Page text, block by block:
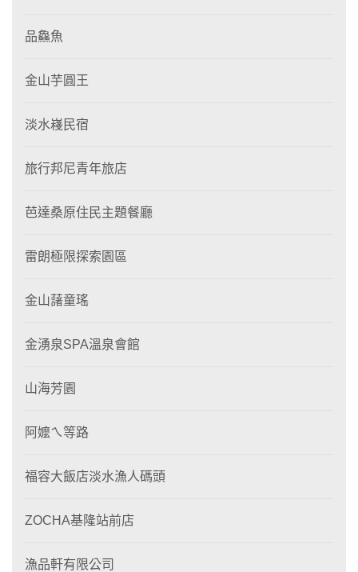
品鱻魚
金山芋圓王
淡水嶘民宿
旅行邦尼青年旅店
芭達桑原住民主題餐廳
雷朗極限探索園區
金山藷童瑤
金湧泉SPA溫泉會館
山海芳園
阿嬤ㄟ等路
福容大飯店淡水漁人碼頭
ZOCHA基隆站前店
漁品軒有限公司